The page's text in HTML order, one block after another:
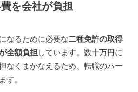
を会社が負担
なるために必要な二種免許の取得
全額負担 しています。数十万円に
なくまかなえるため、転職のハー
す。